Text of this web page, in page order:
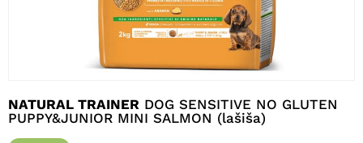
NATURAL TRAINER DOG SENSITIVE NO GLUTEN
PUPPY&JUNIOR MINI SALMON (lašiša)